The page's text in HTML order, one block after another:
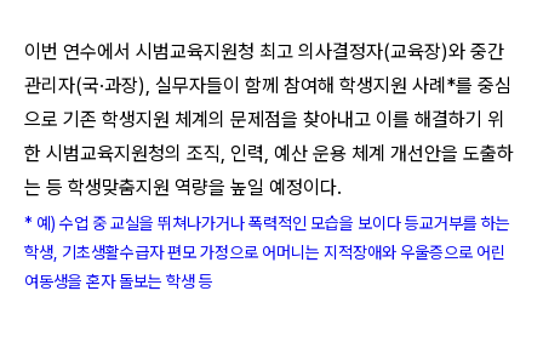
이번 연수에서 시범교육지원청 최고 의사결정자(교육장)와 중간
관리자(국·과장), 실무자들이 함께 참여해 학생지원 사례*를 중심
으로 기존 학생지원 체계의 문제점을 찾아내고 이를 해결하기 위
한 시범교육지원청의 조직, 인력, 예산 운용 체계 개선안을 도출하
는 등 학생맞춤지원 역량을 높일 예정이다.
* 예) 수업 중 교실을 뛰쳐나가거나 폭력적인 모습을 보이다 등교거부를 하는
학생, 기초생활수급자 편모 가정으로 어머니는 지적장애와 우울증으로 어린
여동생을 혼자 돌보는 학생 등